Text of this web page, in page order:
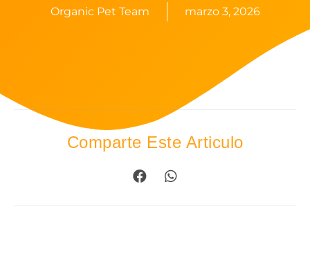
Organic Pet Team marzo 3, 2026
Comparte Este Articulo